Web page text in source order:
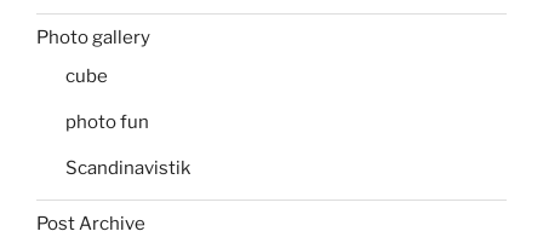
Photo gallery
cube
photo fun
Scandinavistik
Post Archive